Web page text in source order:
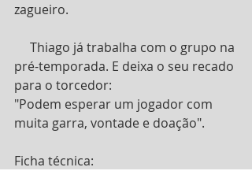
zagueiro.
pré-temporada. E deixa o seu recado
para o torcedor:
"Podem esperar um jogador com
muita garra, vontade e doação".
Ficha técnica: